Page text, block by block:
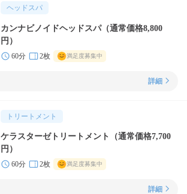
ヘッドスパ
カンナビノイドヘッドスパ（通常価格8,800
円）
60分 2枚 満足度募集中
詳細
トリートメント
ケラスターゼトリートメント（通常価格7,700
円）
60分 2枚 満足度募集中
詳細